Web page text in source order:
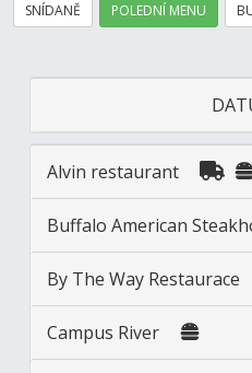
SNÍDANĚ POLEDNÍ MENU
Alvin restaurant
Buffalo American
By The Way Restaurace
Campus River